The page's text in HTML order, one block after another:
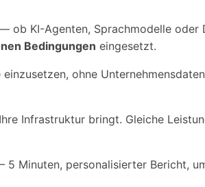
ob KI-Agenten, Sprachmodelle
Bedingungen eingesetzt.
ohne
Infrastruktur bringt. Gleiche
5 Minuten, personalisierter Bericht,